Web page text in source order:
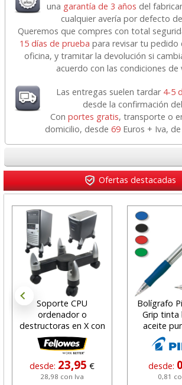
una garantía de 3 años del
cualquier avería por defecto
Queremos que compres con total
15 días de prueba para revisar tu pedido
oficina, y tramitar la devolución si
acuerdo con las condiciones de
Las entregas suelen tardar 4-5
desde la confirmación
Con portes gratis, transporte o
domicilio, desde69 Euros + Iva,
Ofertas destacadas
Soporte CPU
ordenador o
destructoras en X con
Ruedas
desde: 23,95 €
28,98 con Iva
Bolígrafo
Grip tinta
aceite
desde:
0,81